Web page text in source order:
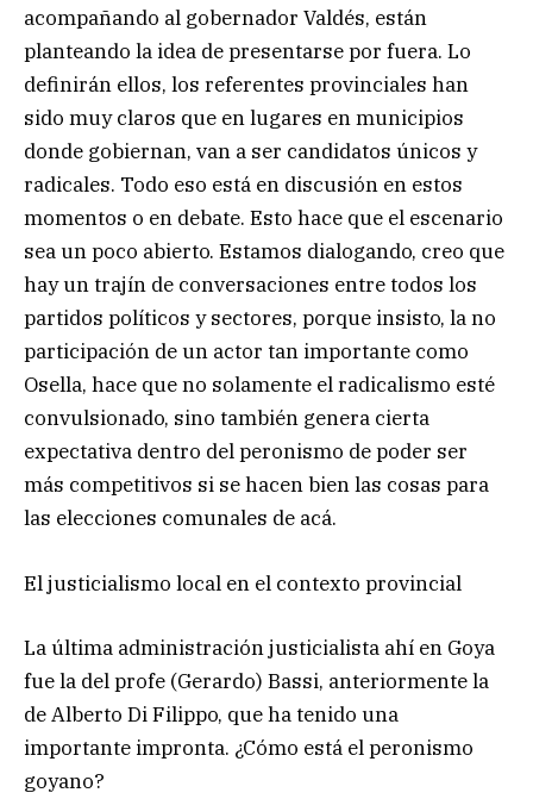
acompañando al gobernador Valdés, están
planteando la idea de presentarse por fuera. Lo
definirán ellos, los referentes provinciales han
sido muy claros que en lugares en municipios
donde gobiernan, van a ser candidatos únicos y
radicales. Todo eso está en discusión en estos
momentos o en debate. Esto hace que el escenario
sea un poco abierto. Estamos dialogando, creo que
hay un trajín de conversaciones entre todos los
partidos políticos y sectores, porque insisto, la no
participación de un actor tan importante como
Osella, hace que no solamente el radicalismo esté
convulsionado, sino también genera cierta
expectativa dentro del peronismo de poder ser
más competitivos si se hacen bien las cosas para
las elecciones comunales de acá.
El justicialismo local en el contexto provincial
La última administración justicialista ahí en Goya
fue la del profe (Gerardo) Bassi, anteriormente la
de Alberto Di Filippo, que ha tenido una
importante impronta. ¿Cómo está el peronismo
goyano?